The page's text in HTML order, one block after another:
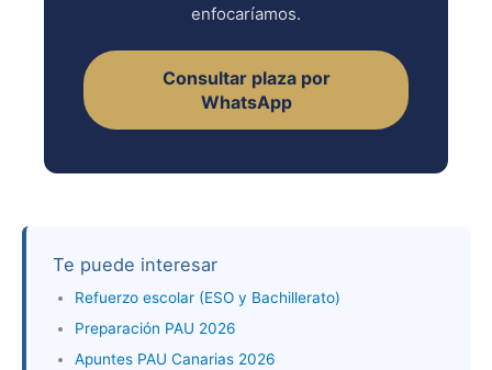
enfocaríamos.
Consultar plaza por
WhatsApp
Te puede interesar
Refuerzo escolar (ESO y Bachillerato)
Preparación PAU 2026
Apuntes PAU Canarias 2026